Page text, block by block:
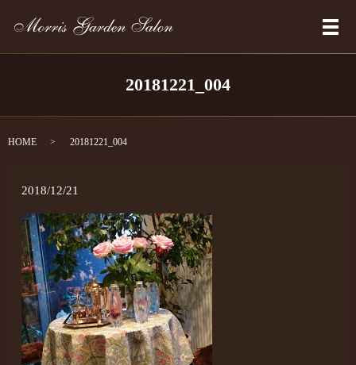
メ
20181221_004
HOME 20181221_004
2018/12/21